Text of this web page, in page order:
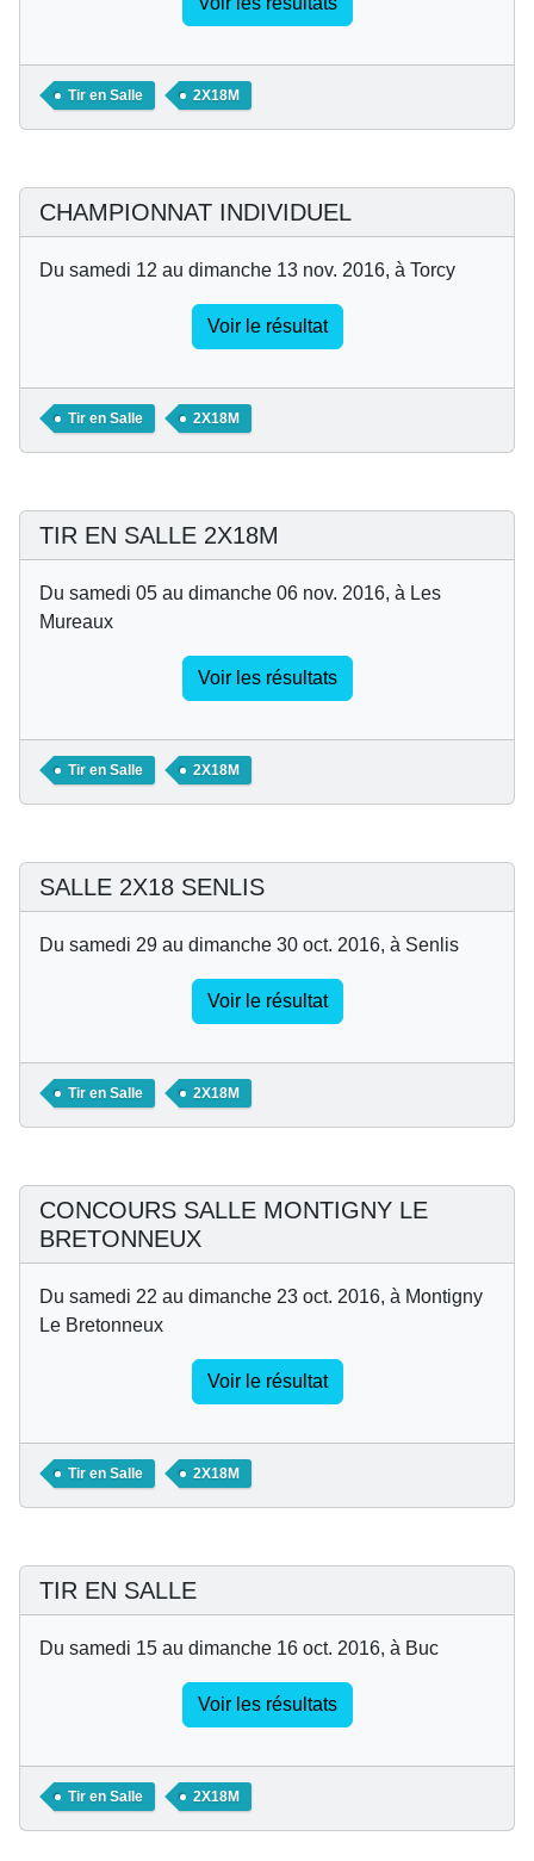
Tir en Salle 2X18M
CHAMPIONNAT INDIVIDUEL
Du samedi 12 au dimanche 13 nov. 2016, à Torcy
Voir le résultat
Tir en Salle 2X18M
TIR EN SALLE 2X18M
Du samedi 05 au dimanche 06 nov. 2016, à Les
Mureaux
Voir les résultats
Tir en Salle 2X18M
SALLE 2X18 SENLIS
Du samedi 29 au dimanche 30 oct. 2016, à Senlis
Voir le résultat
Tir en Salle 2X18M
CONCOURS SALLE MONTIGNY LE
BRETONNEUX
Du samedi 22 au dimanche 23 oct. 2016, à Montigny
Le Bretonneux
Voir le résultat
Tir en Salle 2X18M
TIR EN SALLE
Du samedi 15 au dimanche 16 oct. 2016, à Buc
Voir les résultats
Tir en Salle 2X18M